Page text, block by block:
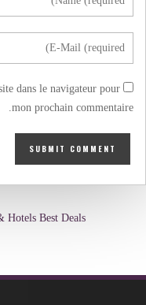
dans le navigateur pour
mon prochain commentaire.
Best Deals